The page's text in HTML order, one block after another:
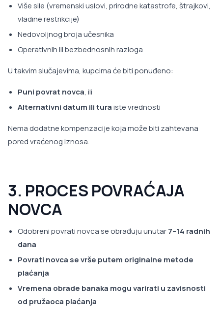
Više sile (vremenski uslovi, prirodne katastrofe, štrajkovi,
vladine restrikcije)
Nedovoljnog broja učesnika
Operativnih ili bezbednosnih razloga
U takvim slučajevima, kupcima će biti ponuđeno:
Puni povrat novca, ili
Alternativni datum ili turaiste vrednosti
Nema dodatne kompenzacije koja može biti zahtevana
pored vraćenog iznosa.
3. PROCES POVRAĆAJA
NOVCA
Odobreni povrati novca se obrađuju unutar7–14 radnih
dana
Povrati novca se vrše putem originalne metode
plaćanja
Vremena obrade banaka mogu varirati u zavisnosti
od pružaoca plaćanja